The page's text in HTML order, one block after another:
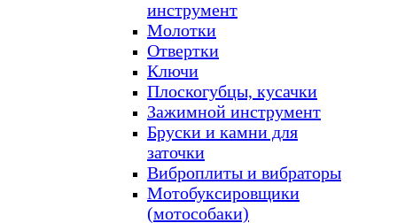
инструмент
Молотки
Отвертки
Ключи
Плоскогубцы, кусачки
Зажимной инструмент
Бруски и камни для
заточки
Виброплиты и вибраторы
Мотобуксировщики
(мотособаки)